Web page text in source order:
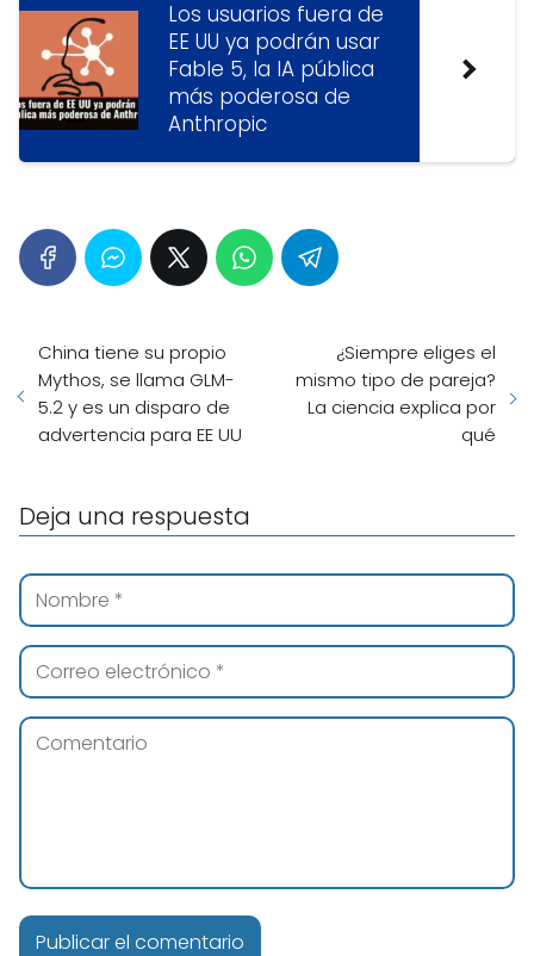
Los usuarios fuera de
EE UU ya podrán usar
Fable 5, la IA pública
más poderosa de
Anthropic
China tiene su propio
Mythos, se llama GLM-
5.2 y es un disparo de
advertencia para EE UU
¿Siempre eliges el
mismo tipo de pareja?
La ciencia explica por
qué
Deja una respuesta